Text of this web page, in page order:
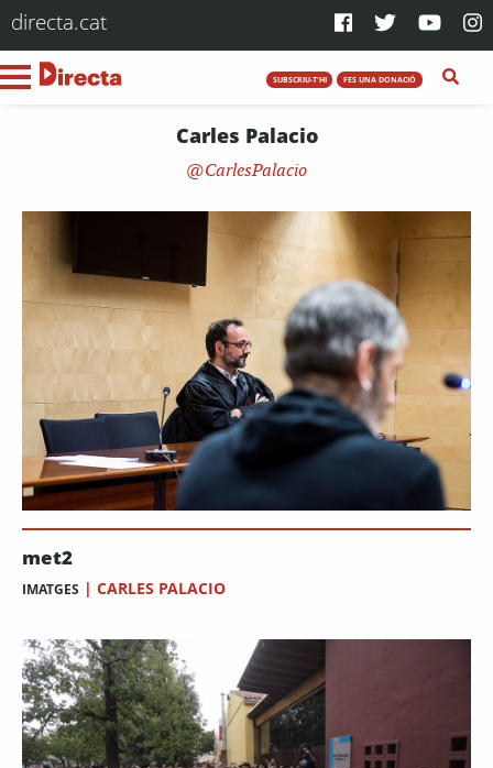
directa.cat
SUBSCRIU-T'HI FES UNA DONACIÓ
Carles Palacio
CarlesPalacio
met2
IMATGES | CARLES PALACIO